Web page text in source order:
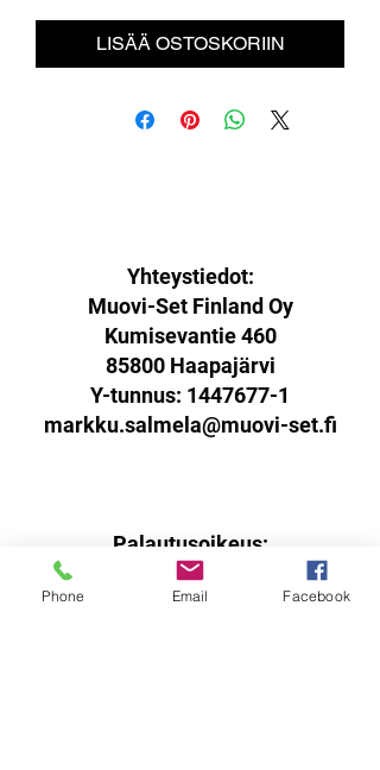
LISÄÄ OSTOSKORIIN
Yhteystiedot:
Muovi-Set Finland Oy
Kumisevantie 460
85800 Haapajärvi
Y-tunnus: 1447677-1
markku.salmela@muovi-set.fi
Palautusoikeus:
Sinulla on oikeus palauttaa
verkkokaupasta ostamasi tuotteet
Phone Email Facebook